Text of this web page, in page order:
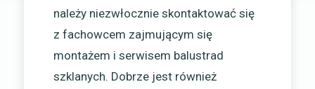
należy niezwłocznie skontaktować się
z fachowcem zajmującym się
montażem i serwisem balustrad
szklanych. Dobrze jest również